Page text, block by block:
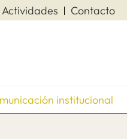
Actividades Contacto
institucional